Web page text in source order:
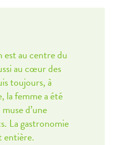
est au centre du
au cœur des
toujours, à
la femme a été
d’une
La gastronomie
entière.